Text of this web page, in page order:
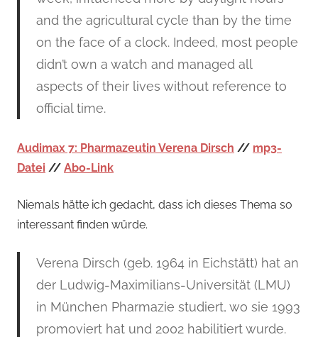
and the agricultural cycle than by the time
on the face of a clock. Indeed, most people
didn’t own a watch and managed all
aspects of their lives without reference to
official time.
Audimax 7: Pharmazeutin Verena Dirsch // mp3-
Datei // Abo-Link
Niemals hätte ich gedacht, dass ich dieses Thema so
interessant finden würde.
Verena Dirsch (geb. 1964 in Eichstätt) hat an
der Ludwig-Maximilians-Universität (LMU)
in München Pharmazie studiert, wo sie 1993
promoviert hat und 2002 habilitiert wurde.